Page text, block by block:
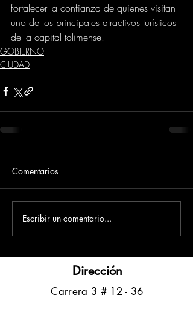
fortalecer la confianza de quienes visitan
uno de los principales atractivos turísticos
de la capital tolimense.
GOBIERNO
CIUDAD
Comentarios
Escribir un comentario...
Dirección
​Carrera 3 # 12 - 36
C.C. Pasaje Real Piso 8